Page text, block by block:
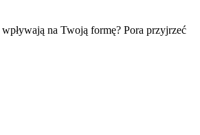
na Twoją formę? Pora przyjrzeć